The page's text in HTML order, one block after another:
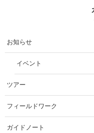
お知らせ
イベント
ツアー
フィールドワーク
ガイドノート